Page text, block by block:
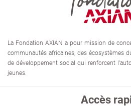
La Fondation AXIAN a pour mission de
communautés africaines, des écosystèmes
de développement social qui renforcent
jeunes.
Accès